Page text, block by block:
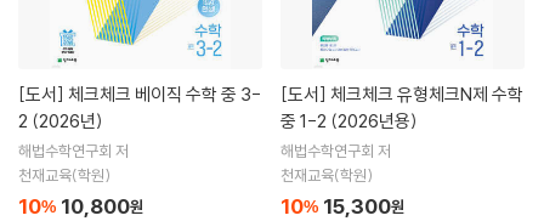
[도서]
2 (2026년)
해법수학연구회 저
천재교육(학원)
10% 10,800원
[도서]
중 1-2 (2026년용)
해법수학연구회 저
천재교육(학원)
10% 15,300원